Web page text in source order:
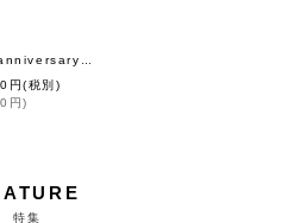
25th anniversary 別注アイテム run run run ブラウス (ACS1350:GY)
円(税別)
円)
特集